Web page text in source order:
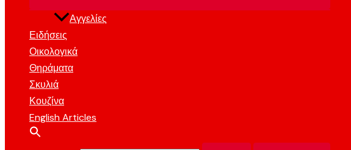
Αγγελίες
Ειδήσεις
Οικολογικά
Θηράματα
Σκυλιά
Κουζίνα
English Articles